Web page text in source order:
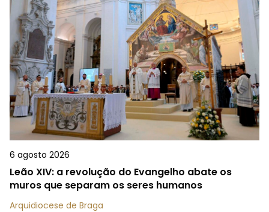
6 agosto 2026
Leão XIV: a revolução do Evangelho abate os
muros que separam os seres humanos
Arquidiocese de Braga